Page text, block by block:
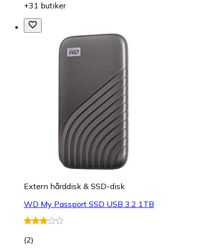
+31 butiker
Extern hårddisk & SSD-disk
WD My Passport SSD USB 3.2 1TB
(2)